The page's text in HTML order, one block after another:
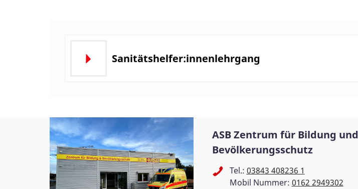
Sanitätshelfer:innenlehrgang
ASB Zentrum für Bildung und
Bevölkerungsschutz
Tel.: 03843 408236 1
Mobil Nummer: 0162 2949302